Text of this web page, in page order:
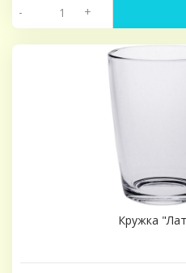
- +
Кружка